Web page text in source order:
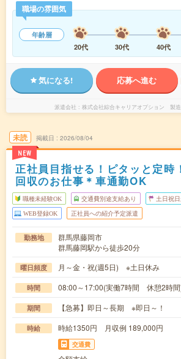
職場の雰囲気
年齢層
20代
30代 40代
気になる! 応募へ進む
派遣会社 株式会社綜合キャリアオプション 製造
未読
NEW
掲載日 2026/08/04
正社員目指せる！ピタッと定時
回収のお仕事＊車通勤OK
職種未経験OK 交通費別途支給あり 土日祝
WEB登録OK 正社員への紹介予定派遣
勤務地
群馬県藤岡市
群馬藤岡駅から徒歩20分
曜日頻度 月～金・祝(週5日) ※土日休み
時間 08:00～17:00(実働7時間 休憩2時
期間 【急募】即日～長期 ※即日～！
時給 時給1350円 月収例 189,000円
交通費